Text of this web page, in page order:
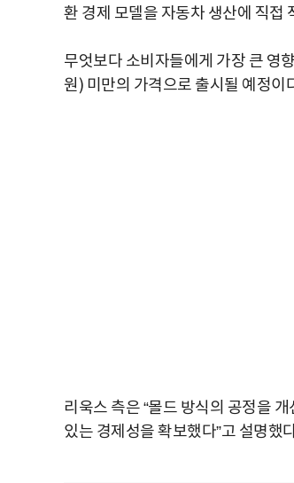
환 경제 모델을 자동차 생산에 직접
무엇보다 소비자들에게 가장 큰 영
원) 미만의 가격으로 출시될 예정이
리욱스 측은 “몰드 방식의 공정을
있는 경제성을 확보했다”고 설명했